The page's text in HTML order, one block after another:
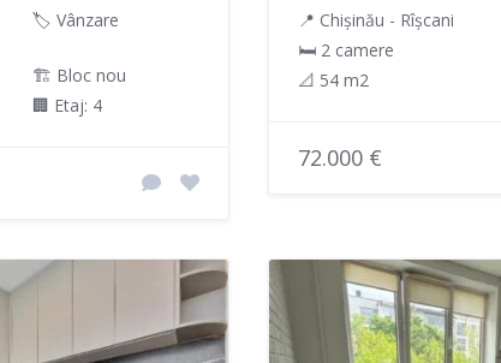
🏷️ Vânzare
🏗️ Bloc nou
🏢 Etaj: 4
📍 Chișinău - Rîșcani
🛏 2 camere
📐 54 m2
72.000 €